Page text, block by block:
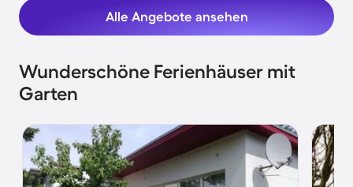
Alle Angebote ansehen
Wunderschöne Ferienhäuser mit
Garten